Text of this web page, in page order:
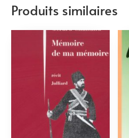
Produits similaires